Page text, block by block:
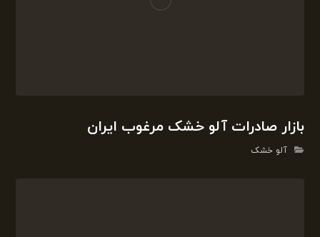
بازار صادرات آلو خشک مرغوب ایران
آلو خشک